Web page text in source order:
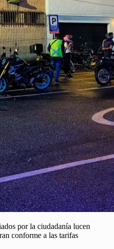
por la ciudadanía lucen
conforme a las tarifas